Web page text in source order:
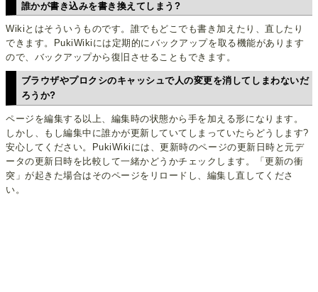
誰かが書き込みを書き換えてしまう?
Wikiとはそういうものです。誰でもどこでも書き加えたり、直したり
できます。PukiWikiには定期的にバックアップを取る機能があります
ので、バックアップから復旧させることもできます。
ブラウザやプロクシのキャッシュで人の変更を消してしまわないだ
ろうか?
ページを編集する以上、編集時の状態から手を加える形になります。
しかし、もし編集中に誰かが更新していてしまっていたらどうします?
安心してください。PukiWikiには、更新時のページの更新日時と元デ
ータの更新日時を比較して一緒かどうかチェックします。「更新の衝
突」が起きた場合はそのページをリロードし、編集し直してくださ
い。